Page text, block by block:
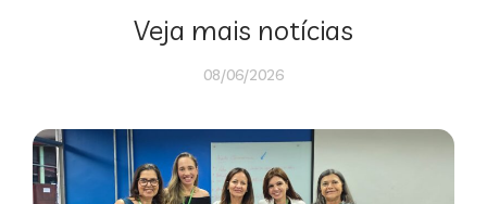
Veja mais notícias
08/06/2026